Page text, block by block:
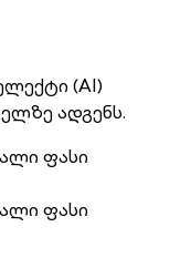
(AI)
ადგენს.
ფასი
ფასი